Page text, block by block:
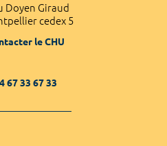
Doyen Giraud
cedex 5
le CHU
67 33 67 33